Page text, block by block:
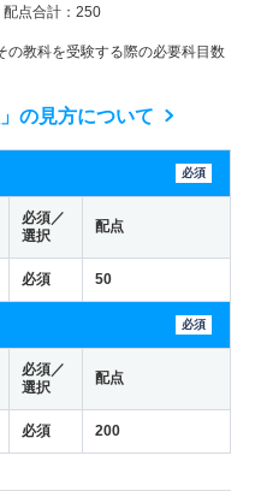
点合計：250
教科を受験する際の必要科目数
の見方について
必須
必須／
選択
配点
必須 50
必須
必須／
選択
配点
必須 200